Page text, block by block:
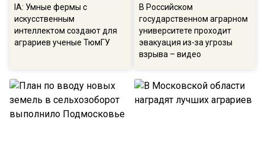
IA: Умные фермы с
искусственным
интеллектом создают для
аграриев ученые ТюмГУ
В Российском
государственном аграрном
университете проходит
эвакуация из-за угрозы
взрыва – видео